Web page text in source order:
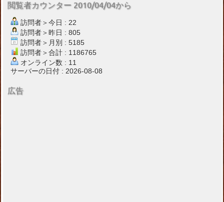
閲覧者カウンター 2010/04/04から
訪問者＞今日 : 22
訪問者＞昨日 : 805
訪問者＞月別 : 5185
訪問者＞合計 : 1186765
オンライン数 : 11
サーバーの日付 : 2026-08-08
広告